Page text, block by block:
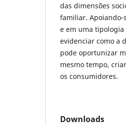
das dimensões
familiar. Apoiando-
e em uma tipologia
evidenciar como a
pode oportunizar
mesmo tempo,
os consumidores.
Downloads